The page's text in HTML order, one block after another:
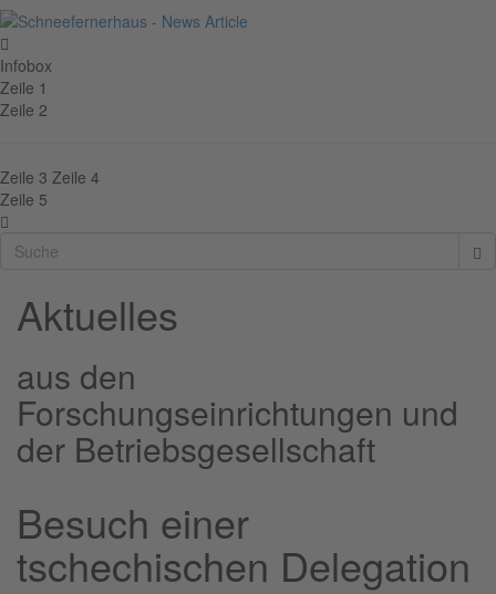
Infobox
Zeile 1
Zeile 2
Zeile 3 Zeile 4
Zeile 5
Aktuelles
aus den
Forschungseinrichtungen und
der Betriebsgesellschaft
Besuch einer
tschechischen Delegation